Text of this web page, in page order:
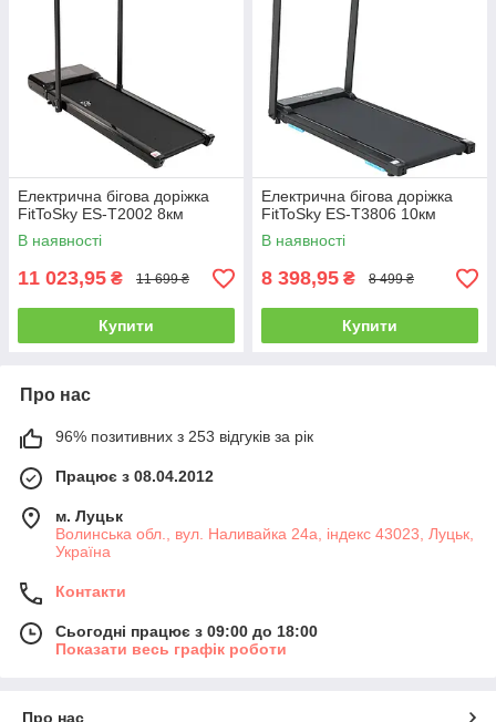
Електрична бігова доріжка
FitToSky ES-T2002 8км
В наявності
11 023,95 ₴ 11 699 ₴
Купити
Електрична бігова доріжка
FitToSky ES-T3806 10км
В наявності
8 398,95 ₴ 8 499 ₴
Купити
Про нас
96% позитивних з 253 відгуків за рік
Працює з 08.04.2012
м. Луцьк
Волинська обл., вул. Наливайка 24а, індекс 43023, Луцьк,
Україна
Контакти
Сьогодні працює з 09:00 до 18:00
Показати весь графік роботи
Про нас